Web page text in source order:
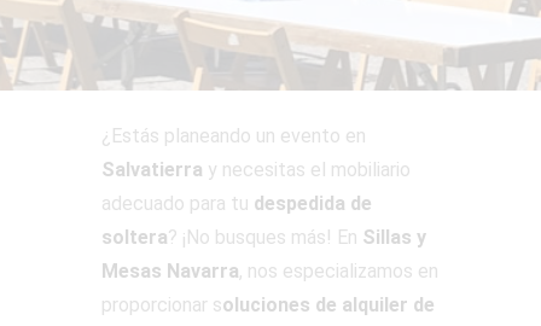
¿Estás planeando un evento en
Salvatierra y necesitas el mobiliario
adecuado para tu despedida de
soltera? ¡No busques más! En Sillas y
Mesas Navarra, nos especializamos en
proporcionar soluciones de alquiler de